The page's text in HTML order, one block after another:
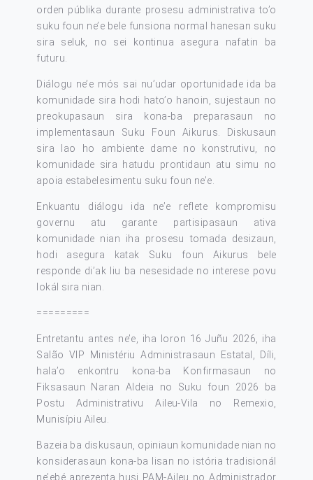
orden públika durante prosesu administrativa to’o
suku foun ne’e bele funsiona normal hanesan suku
sira seluk, no sei kontinua asegura nafatin ba
futuru.
Diálogu ne’e mós sai nu’udar oportunidade ida ba
komunidade sira hodi hato’o hanoin, sujestaun no
preokupasaun sira kona-ba preparasaun no
implementasaun Suku Foun Aikurus. Diskusaun
sira lao ho ambiente dame no konstrutivu, no
komunidade sira hatudu prontidaun atu simu no
apoia estabelesimentu suku foun ne’e.
Enkuantu diálogu ida ne’e reflete kompromisu
governu atu garante partisipasaun ativa
komunidade nian iha prosesu tomada desizaun,
hodi asegura katak Suku foun Aikurus bele
responde di’ak liu ba nesesidade no interese povu
lokál sira nian.
=========
Entretantu antes ne’e, iha loron 16 Juñu 2026, iha
Salão VIP Ministériu Administrasaun Estatal, Díli,
hala’o enkontru kona-ba Konfirmasaun no
Fiksasaun Naran Aldeia no Suku foun 2026 ba
Postu Administrativu Aileu-Vila no Remexio,
Munisípiu Aileu.
Bazeia ba diskusaun, opiniaun komunidade nian no
konsiderasaun kona-ba lisan no istória tradisionál
ne’ebé aprezenta husi PAM-Aileu no Administrador